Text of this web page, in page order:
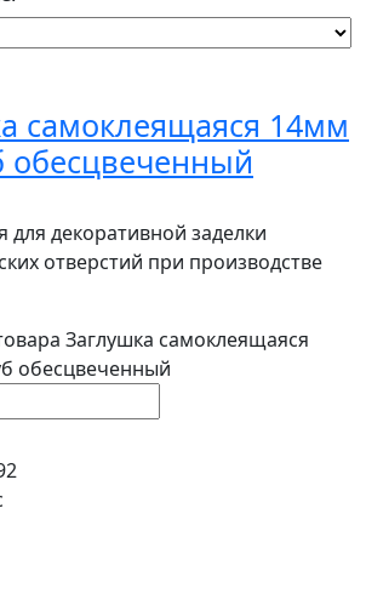
самоклеящаяся 14мм
для декоративной заделки
отверстий при производстве
Заглушка самоклеящаяся
обесцвеченный